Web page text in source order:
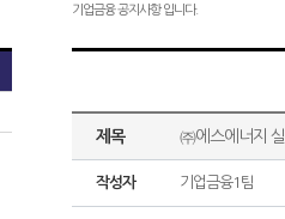
기업금융 공지사항 입니다.
제목 ㈜에스에너지
작성자 기업금융1팀